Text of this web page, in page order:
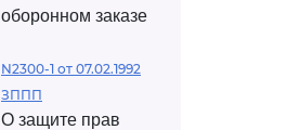
оборонном заказе
N2300-1 от 07.02.1992
ЗППП
О защите прав